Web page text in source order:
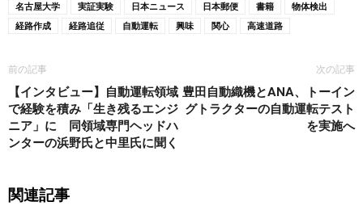
名古屋大学
実証実験 日本ニュース 日本郵便 書籍
物体検出
経路作成
経路追従 自動運転 興味 関心 高速道路
前の記事
【インタビュー】自動運転領域
で経験を積み「生き残るエンジ
ニア」に 同領域専門ヘッドハ
ンターの浜野氏と中里氏に聞く
次の記事
豊田自動織機とANA、トーイン
グトラクターの自動運転テスト
を実施へ
関連記事